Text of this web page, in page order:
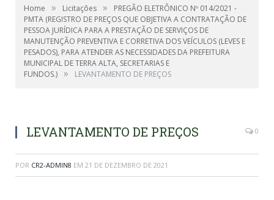
Home » Licitações »
PREGÃO ELETRÔNICO Nº 014/2021 -
PMTA (REGISTRO DE PREÇOS QUE OBJETIVA A CONTRATAÇÃO DE
PESSOA JURÍDICA PARA A PRESTAÇÃO DE SERVIÇOS DE
MANUTENÇÃO PREVENTIVA E CORRETIVA DOS VEÍCULOS (LEVES E
PESADOS), PARA ATENDER AS NECESSIDADES DA PREFEITURA
MUNICIPAL DE TERRA ALTA, SECRETARIAS E
FUNDOS.) » LEVANTAMENTO DE PREÇOS
LEVANTAMENTO DE PREÇOS 0
POR CR2-ADMIN8 EM 21 DE DEZEMBRO DE 2021